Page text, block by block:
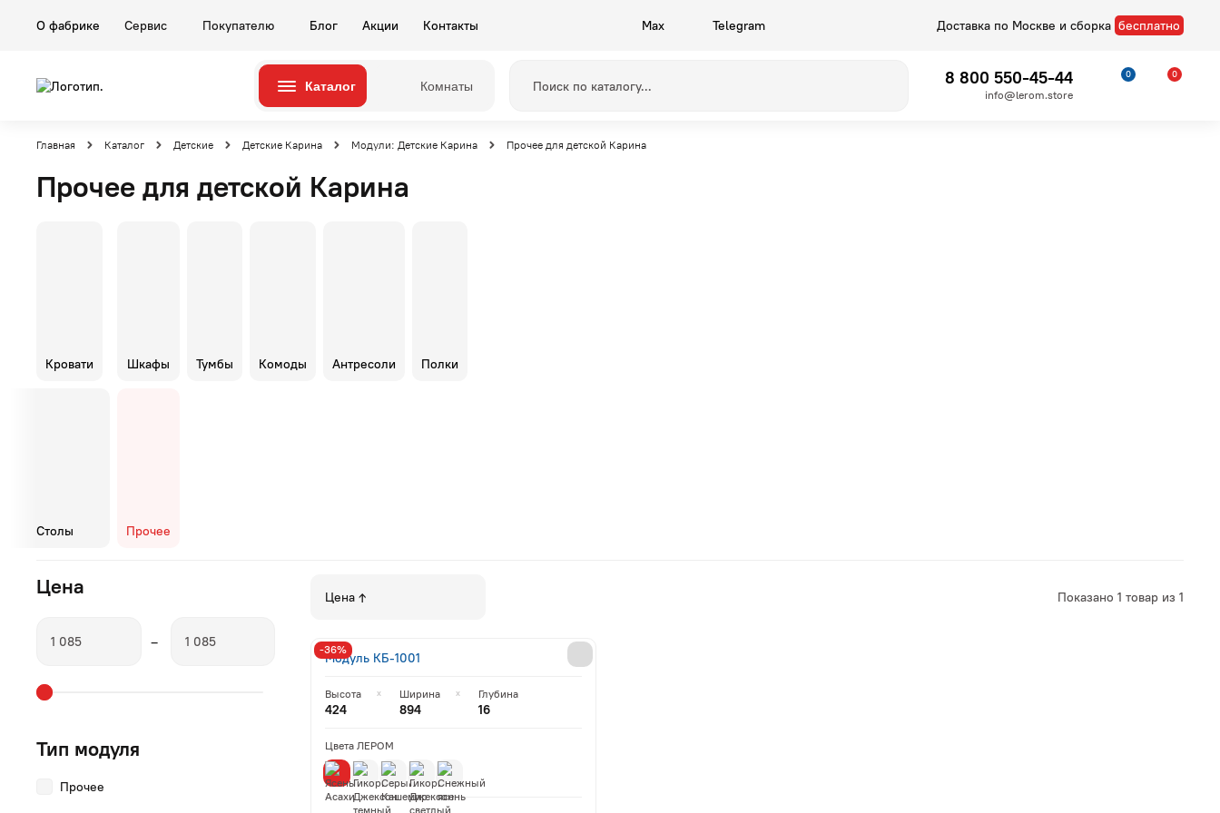
О фабрике Сервис Покупателю Блог Акции Контакты Max Telegram Доставка по Москве и сборка бесплатно
Каталог
Серии
Карина Камелия
Комнаты
Комнаты
Гостиные Прихожие
8 800 550-45-44
info@lerom.store
0 0
Главная Каталог Детские Детские Карина Модули: Детские Карина Прочее для детской Карина
Прочее для детской Карина
Кровати Шкафы Тумбы Комоды Антресоли Полки
Столы Прочее
Цена
–
Тип модуля
Прочее
Показано 1 товар из 1
Модуль КБ-1001
Высота
424
Ширина
894
Глубина
16
Цвета ЛЕРОМ
-36%